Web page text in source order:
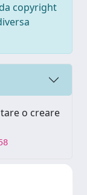
copyright
o creare